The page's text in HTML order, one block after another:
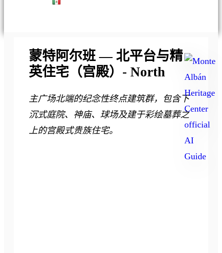
Ask
me
anything:
Talk
to
Monte
Albán
蒙特阿尔班 — 北平台与精
英住宅（宫殿）- North
主广场北端的纪念性终点建筑群，包含下
沉式庭院、神庙、球场及建于彩绘墓葬之
上的宫殿式贵族住宅。